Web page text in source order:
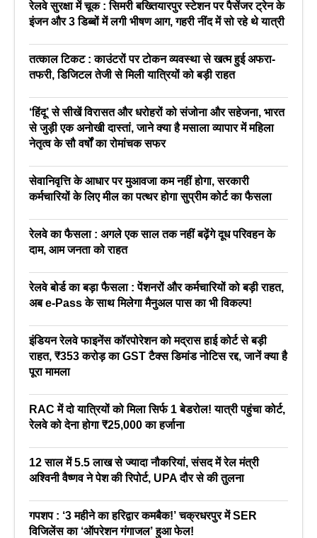
रेलवे सुरक्षा में चूक : सिमरी बख्तियारपुर स्टेशन पर पैसेंजर ट्रेन के
इंजन और 3 डिब्बों में लगी भीषण आग, गहरी नींद में सो रहे थे यात्री
तत्काल टिकट : काउंटरों पर टोकन व्यवस्था से खत्म हुई अफरा-
तफरी, डिजिटल तेजी से मिली यात्रियों को बड़ी राहत
‘हिंदू’ से सीखें विरासत और धरोहरों को संजोना और सहेजना, भारत
से जुड़ी एक अनोखी दास्तां, जाने क्या है मसाला व्यापार में महिला
नेतृत्व के सौ वर्षों का रोमांचक सफर
सेवानिवृत्ति के आधार पर मुआवजा कम नहीं होगा, सरकारी
कर्मचारियों के लिए मील का पत्थर होगा सुप्रीम कोर्ट का फैसला
रेलवे का फैसला : अगले एक साल तक नहीं बढ़ेंगे दूध परिवहन के
दाम, आम जनता को राहत
रेलवे बोर्ड का बड़ा फैसला : पेंशनरों और कर्मचारियों को बड़ी राहत,
अब e-Pass के साथ मिलेगा मैनुअल पास का भी विकल्प!
इंडियन रेलवे फाइनेंस कॉरपोरेशन को मद्रास हाई कोर्ट से बड़ी
राहत, ₹353 करोड़ का GST टैक्स डिमांड नोटिस रद्द, जानें क्या है
पूरा मामला
RAC में दो यात्रियों को मिला सिर्फ 1 बेडरोल! यात्री पहुंचा कोर्ट,
रेलवे को देना होगा ₹25,000 का हर्जाना
12 साल में 5.5 लाख से ज्यादा नौकरियां, संसद में रेल मंत्री
अश्विनी वैष्णव ने पेश की रिपोर्ट, UPA दौर से की तुलना
गपशप : ‘3 महीने का हरिद्वार कमबैक!’ चक्रधरपुर में SER
विजिलेंस का ‘ऑपरेशन गंगाजल’ हुआ फेल!